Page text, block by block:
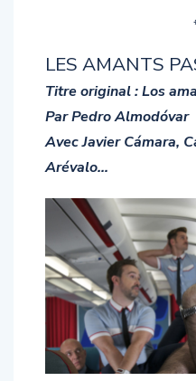
LES AMANTS
Titre original : Los
Par Pedro Almodóvar
Avec Javier Cámara,
Arévalo…